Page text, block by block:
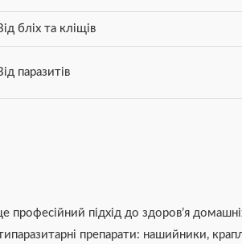
бліх та кліщів
паразитів
професійний підхід до здоров’я
препарати: нашийники,